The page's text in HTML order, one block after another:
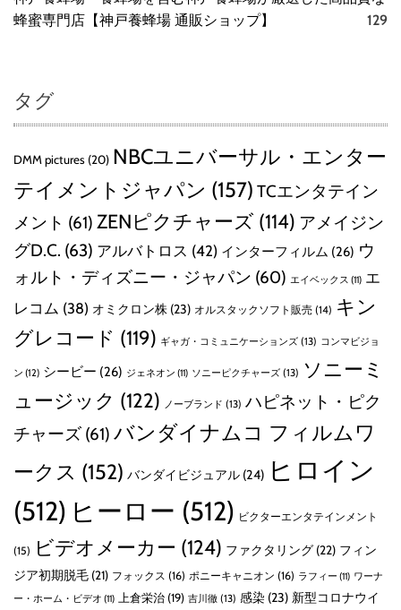
蜂蜜専門店【神戸養蜂場 通販ショップ】
129
タグ
DMM pictures (20) NBCユニバーサル・エンター
テイメントジャパン (157) TCエンタテイン
メント (61) ZENピクチャーズ (114) アメイジン
グD.C. (63) アルバトロス (42) インターフィルム (26) ウ
ォルト・ディズニー・ジャパン (60) エイベックス (11) エ
レコム (38) オミクロン株 (23) オルスタックソフト販売 (14) キン
グレコード (119) ギャガ・コミュニケーションズ (13) コンマビジョ
ン (12) シービー (26) ジェネオン (11) ソニーピクチャーズ (13) ソニーミ
ュージック (122) ノーブランド (13) ハピネット・ピク
チャーズ (61) バンダイナムコ フィルムワ
ークス (152) バンダイビジュアル (24) ヒロイン
(512) ヒーロー (512) ビクターエンタテインメント
(15) ビデオメーカー (124) ファクタリング (22) フィン
ジア初期脱毛 (21) フォックス (16) ポニーキャニオン (16) ラフィー (11) ワーナ
ー・ホーム・ビデオ (11) 上倉栄治 (19) 吉川徹 (13) 感染 (23) 新型コロナウイ